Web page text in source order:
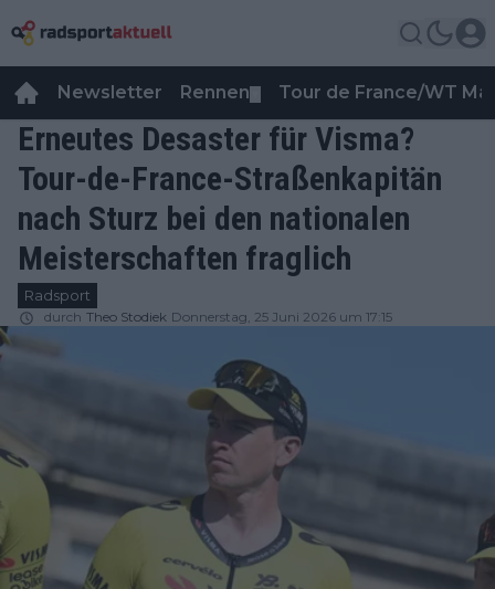
Newsletter Rennen Tour de France/WT
Erneutes Desaster für Visma?
Tour-de-France-Straßenkapitän
nach Sturz bei den nationalen
Meisterschaften fraglich
Radsport
durch Theo Stodiek Donnerstag, 25 Juni 2026 um 17:15